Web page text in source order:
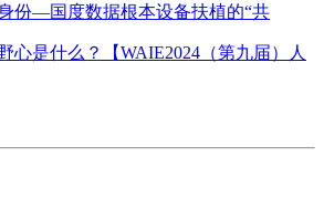
份―国度数据根本设备扶植的“共
心是什么？【WAIE2024（第九届）人